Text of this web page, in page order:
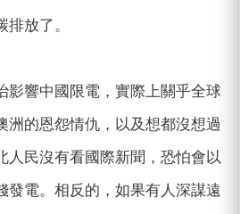
放了。
影響中國限電，實際上關乎全球
洲的恩怨情仇，以及想都沒想過
人民沒有看國際新聞，恐怕會以
發電。相反的，如果有人深謀遠